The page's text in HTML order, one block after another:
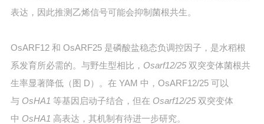
表达，因此推测乙烯信号可能会抑制菌根共生。
OsARF12 和 OsARF25 是磷酸盐稳态负调控因子，是水稻根
系发育所必需的。与野生型相比， Osarf12/25 双突变体菌根共
生率显著降低（图 D）。在 YAM 中，OsARF12/25 可以
与OsHA1 等基因启动子结合，但在 Osarf12/25双突变体
中 OsHA1 高表达，其机制有待进一步研究。